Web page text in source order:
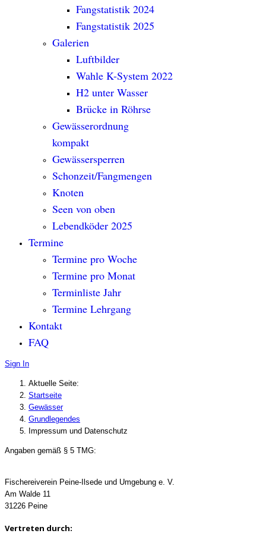
Fangstatistik 2024
Fangstatistik 2025
Galerien
Luftbilder
Wahle K-System 2022
H2 unter Wasser
Brücke in Röhrse
Gewässerordnung
kompakt
Gewässersperren
Schonzeit/Fangmengen
Knoten
Seen von oben
Lebendköder 2025
Termine
Termine pro Woche
Termine pro Monat
Terminliste Jahr
Termine Lehrgang
Kontakt
FAQ
Sign In
Aktuelle Seite:
Startseite
Gewässer
Grundlegendes
Impressum und Datenschutz
Angaben gemäß § 5 TMG:
Fischereiverein Peine-Ilsede und Umgebung e. V.
Am Walde 11
31226 Peine
Vertreten durch: